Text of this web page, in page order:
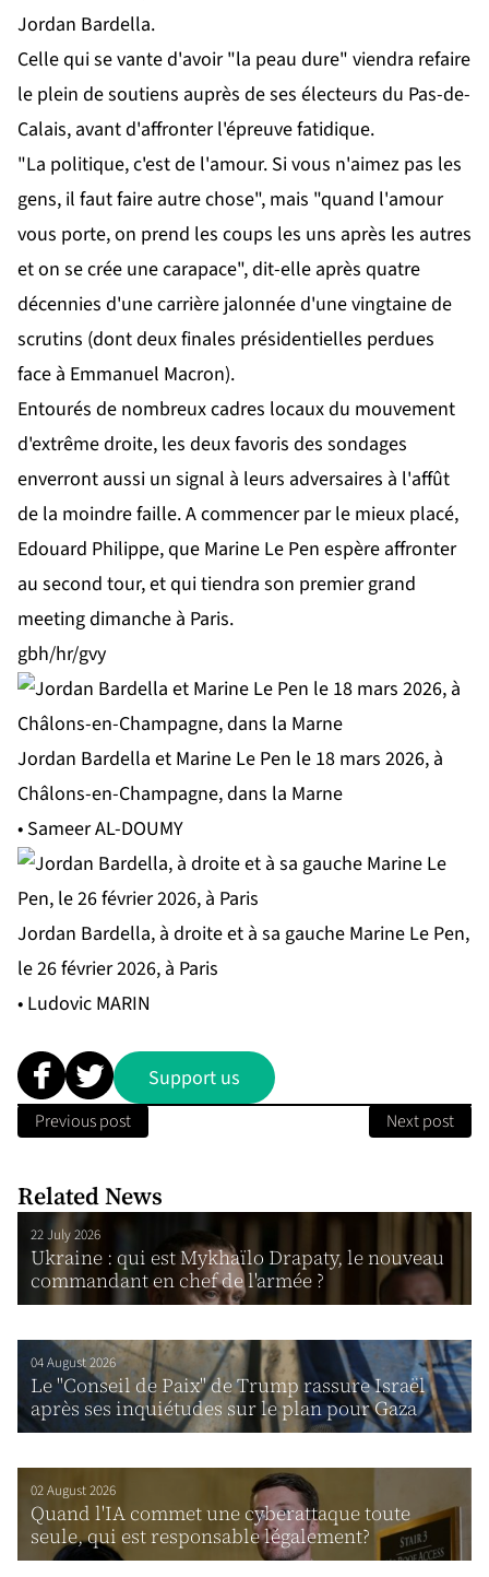
Jordan Bardella.
Celle qui se vante d'avoir "la peau dure" viendra refaire
le plein de soutiens auprès de ses électeurs du Pas-de-
Calais, avant d'affronter l'épreuve fatidique.
"La politique, c'est de l'amour. Si vous n'aimez pas les
gens, il faut faire autre chose", mais "quand l'amour
vous porte, on prend les coups les uns après les autres
et on se crée une carapace", dit-elle après quatre
décennies d'une carrière jalonnée d'une vingtaine de
scrutins (dont deux finales présidentielles perdues
face à Emmanuel Macron).
Entourés de nombreux cadres locaux du mouvement
d'extrême droite, les deux favoris des sondages
enverront aussi un signal à leurs adversaires à l'affût
de la moindre faille. A commencer par le mieux placé,
Edouard Philippe, que Marine Le Pen espère affronter
au second tour, et qui tiendra son premier grand
meeting dimanche à Paris.
gbh/hr/gvy
Jordan Bardella et Marine Le Pen le 18 mars 2026, à
Châlons-en-Champagne, dans la Marne
• Sameer AL-DOUMY
Jordan Bardella, à droite et à sa gauche Marine Le Pen,
le 26 février 2026, à Paris
• Ludovic MARIN
Support us
Previous post Next post
Related News
22 July 2026
Ukraine : qui est Mykhaïlo Drapaty, le nouveau
commandant en chef de l'armée ?
04 August 2026
Le "Conseil de Paix" de Trump rassure Israël
après ses inquiétudes sur le plan pour Gaza
02 August 2026
Quand l'IA commet une cyberattaque toute
seule, qui est responsable légalement?